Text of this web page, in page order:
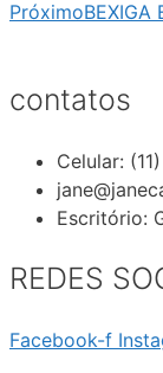
PróximoBEXIGA
contatos
Celular:
Escritório:
REDES
Facebook-f